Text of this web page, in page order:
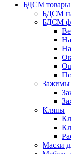
БДСМ товары
БДСМ
БДСМ
Зажимы
Кляпы
Маски